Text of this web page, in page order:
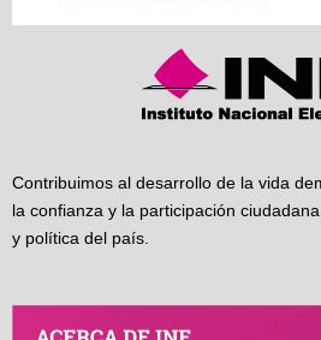
Contribuimos al desarrollo de la vida
la confianza y la participación
y política del país.